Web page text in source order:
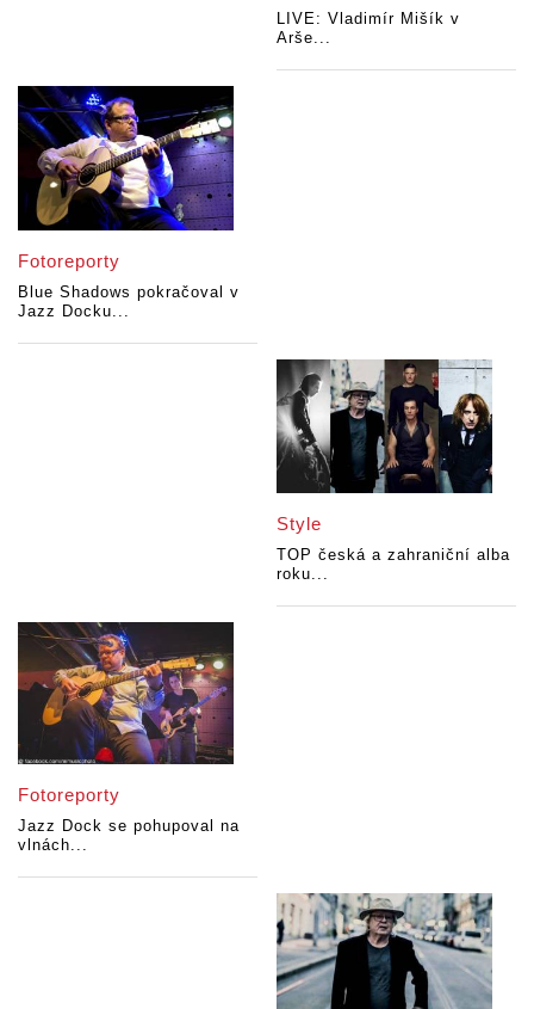
LIVE: Vladimír Mišík v
Arše...
Fotoreporty
Blue Shadows pokračoval v
Jazz Docku...
Style
TOP česká a zahraniční alba
roku...
Fotoreporty
Jazz Dock se pohupoval na
vlnách...